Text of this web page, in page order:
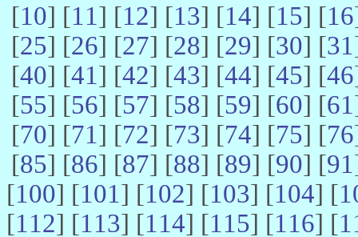
[10] [11] [12] [13] [14] [15] [16
[25] [26] [27] [28] [29] [30] [31
[40] [41] [42] [43] [44] [45] [46
[55] [56] [57] [58] [59] [60] [61
[70] [71] [72] [73] [74] [75] [76
[85] [86] [87] [88] [89] [90] [91
[100] [101] [102] [103] [104] [
[112] [113] [114] [115] [116] [